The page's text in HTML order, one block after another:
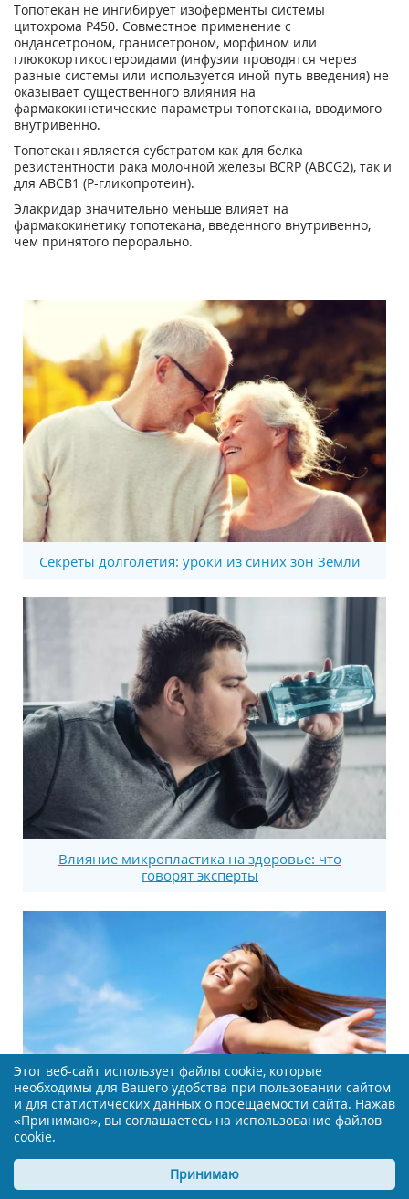
Топотекан не ингибирует изоферменты системы
цитохрома Р450. Совместное применение с
ондансетроном, гранисетроном, морфином или
глюкокортикостероидами (инфузии проводятся через
разные системы или используется иной путь введения) не
оказывает существенного влияния на
фармакокинетические параметры топотекана, вводимого
внутривенно.
Топотекан является субстратом как для белка
резистентности рака молочной железы BCRP (ABCG2), так и
для АВСВ1 (Р-гликопротеин).
Элакридар значительно меньше влияет на
фармакокинетику топотекана, введенного внутривенно,
чем принятого перорально.
Секреты долголетия: уроки из синих зон Земли
Влияние микропластика на здоровье: что
говорят эксперты
Новый подход к менопаузе: заморозка ткани
яичника может изменить все
Этот веб-сайт использует файлы cookie, которые
необходимы для Вашего удобства при пользовании сайтом
и для статистических данных о посещаемости сайта. Нажав
«Принимаю», вы соглашаетесь на использование файлов
cookie.
Принимаю